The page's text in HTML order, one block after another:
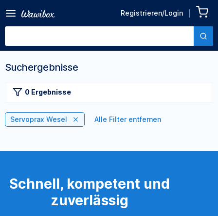
Registrieren/Login
Suchergebnisse
0 Ergebnisse
Servoprax Wesel Alle Filter entfernen
Schnell, kompetent und
zuverlässig